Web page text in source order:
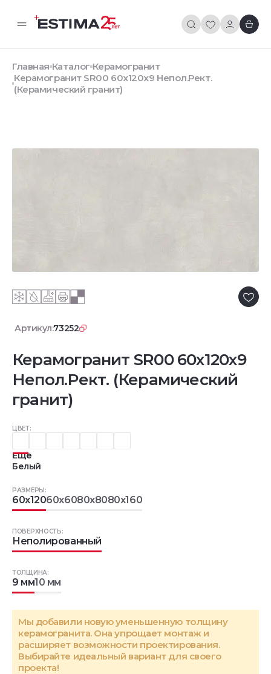
Главная Каталог Керамогранит
Керамогранит SR00 60x120х9 Непол.Рект.
(Керамический гранит)
Артикул:73252
Керамогранит SR00 60x120х9
Непол.Рект. (Керамический
гранит)
ЦВЕТ:
Еще
Белый
РАЗМЕРЫ:
60x12060x6080x8080x160
ТОЛЩИНА:
9 мм10 мм
ПОВЕРХНОСТЬ:
Неполированный
Мы добавили новую уменьшенную толщину
керамогранита. Она упрощает монтаж и
расширяет возможности проектирования.
Выбирайте идеальный вариант для своего
проекта!